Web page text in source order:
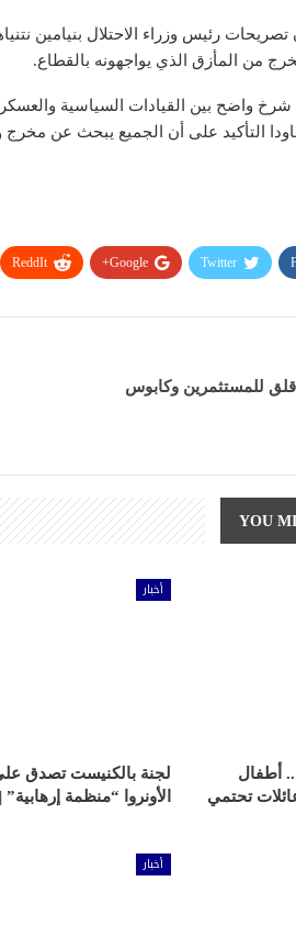
رئيس وزراء الاحتلال بنيامين
من المأزق الذي يواجهونه بالقطاع.
شرخ واضح بين القيادات السياسية
التأكيد على أن الجميع يبحث عن
Twitter
Google+
ReddIt
للمستثمرين وكابوس
YOU
أطفال
تحتمي
أخبار
لجنة بالكنيست تصدق
الأونروا “منظمة إرهابية”
أخبار